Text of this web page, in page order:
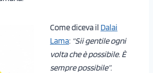
Come diceva il Dalai
Lama: “Sii gentile ogni
volta che è possibile. È
sempre possibile”.